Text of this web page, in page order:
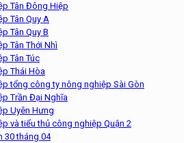
Tân Đông Hiệp
Tân Quy A
Tân Quy B
Tân Thới Nhì
Tân Túc
Thái Hòa
tổng công ty nông nghiệp Sài Gòn
Trần Đại Nghĩa
Uyên Hưng
và tiểu thủ công nghiệp Quận 2
30 tháng 04